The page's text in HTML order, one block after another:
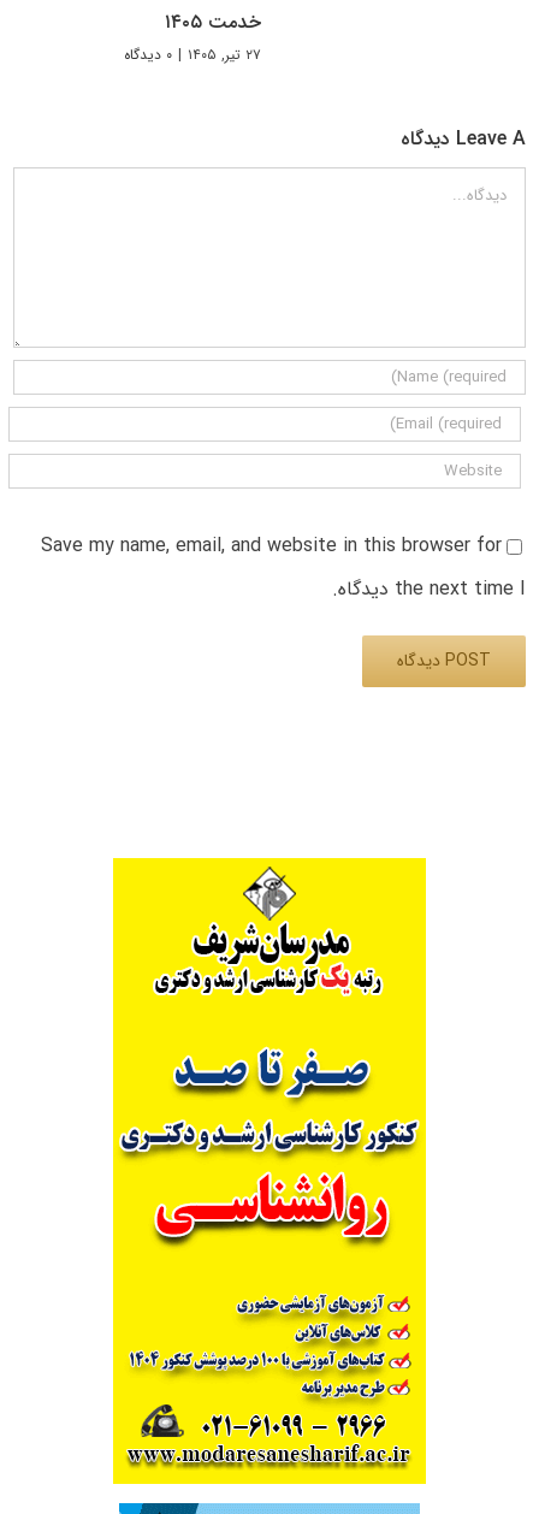
خدمت ۱۴۰۵
۲۷ تیر, ۱۴۰۵ | ۰ دیدگاه
Leave A دیدگاه
دیدگاه
Save my name, email, and website in this browser for
the next time I دیدگاه.